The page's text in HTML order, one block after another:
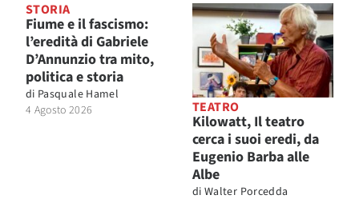
STORIA
Fiume e il fascismo:
l’eredità di Gabriele
D’Annunzio tra mito,
politica e storia
di Pasquale Hamel
4 Agosto 2026
TEATRO
Kilowatt, Il teatro
cerca i suoi eredi, da
Eugenio Barba alle
Albe
di Walter Porcedda